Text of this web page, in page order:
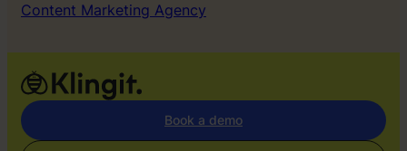
Content Marketing Agency
Book a demo